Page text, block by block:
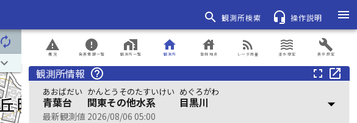
search 観測所検索 headset_mic 操作説明
menu
autorenew
keyboard_arrow_down
概況
report_problem
発表情報一覧
error
観測所一覧
home_work
観測所
home
登録地点
house
レーダ雨量
rss_feed
浸水想定
waves
表示設定
build
観測所情報 help_outline fullscreen open_in_new
あおばだい
青葉台
かんとうそのたすいけい
関東その他水系
めぐろがわ
目黒川
最新観測値 2026/08/06 05:00
arrow_drop_down